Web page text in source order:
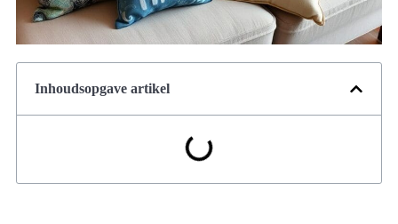
Inhoudsopgave artikel